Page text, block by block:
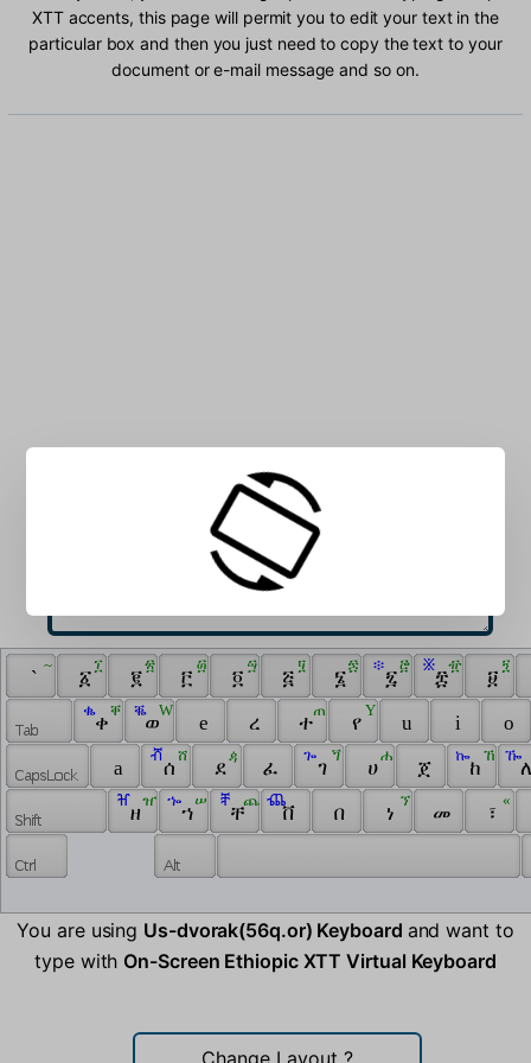
XTT accents, this page will permit you to edit your text in the
particular box and then you just need to copy the text to your
document or e-mail message and so on.
Type Ethiopic XTT characters into the box:
`
~
፩
፲
፪
፳
፫
፴
፬
፵
፭
፶
፮
፷
፯
፸
፨
፰
፹
፠
፱
፺
ቀ
ቐ
ቈ
ወ
W
ቘ
e ረ ተ
ጠ
የ
Y
u i
o
a
ሰ
ሸ
ⶠ
ደ
ዻ
ፈ ገ
ጘ
ጐ
ሀ
ሐ
ጀ ከ
ኸ
ኰ ዀ
ዘ
ዠ
ⶰ
ኀ
ሠ
ኈ
ቸ
ጨ
ⶨ
ቨ
ⶸ
በ ነ
ኘ
መ ፣
«
You are using Us-dvorak(56q.or) Keyboard and want to
type with On-Screen Ethiopic XTT Virtual Keyboard
Change Layout ?